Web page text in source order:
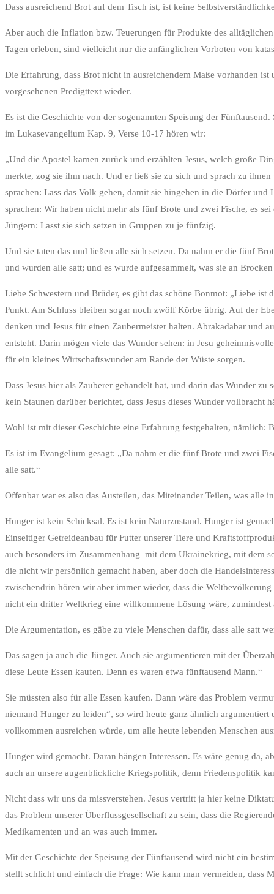
Dass ausreichend Brot auf dem Tisch ist, ist keine
Aber auch die Inflation bzw. Teuerungen für Produkte des
Tagen erleben, sind vielleicht nur die anfänglichen Vorboten von
Die Erfahrung, dass Brot nicht in ausreichendem Maße vorhanden
vorgesehenen Predigttext wieder.
Es ist die Geschichte von der sogenannten Speisung der
im Lukasevangelium Kap. 9, Verse 10-17 hören wir:
„Und die Apostel kamen zurück und erzählten Jesus, welch große
merkte, zog sie ihm nach. Und er ließ sie zu sich und sprach zu
sprachen: Lass das Volk gehen, damit sie hingehen in die Dörfer
sprachen: Wir haben nicht mehr als fünf Brote und zwei Fische, es
Jüngern: Lasst sie sich setzen in Gruppen zu je fünfzig.
Und sie taten das und ließen alle sich setzen. Da nahm er die fünf
und wurden alle satt; und es wurde aufgesammelt, was sie an
Liebe Schwestern und Brüder, es gibt das schöne Bonmot: „Liebe
Punkt. Am Schluss bleiben sogar noch zwölf Körbe übrig. Auf der
denken und Jesus für einen Zaubermeister halten. Abrakadabar und
entsteht. Darin mögen viele das Wunder sehen: in Jesu
für ein kleines Wirtschaftswunder am Rande der Wüste sorgen.
Dass Jesus hier als Zauberer gehandelt hat, und darin das Wunder
kein Staunen darüber berichtet, dass Jesus dieses Wunder vollbracht
Wohl ist mit dieser Geschichte eine Erfahrung festgehalten, nämlich:
Es ist im Evangelium gesagt: „Da nahm er die fünf Brote und zwei
alle satt.“
Offenbar war es also das Austeilen, das Miteinander Teilen, was alle
Hunger ist kein Schicksal. Es ist kein Naturzustand. Hunger ist
Einseitiger Getreideanbau für Futter unserer Tiere und
auch besonders im Zusammenhang mit dem Ukrainekrieg, mit dem
die nicht wir persönlich gemacht haben, aber doch die
zwischendrin hören wir aber immer wieder, dass die
nicht ein dritter Weltkrieg eine willkommene Lösung wäre,
Die Argumentation, es gäbe zu viele Menschen dafür, dass alle satt
Das sagen ja auch die Jünger. Auch sie argumentieren mit der
diese Leute Essen kaufen. Denn es waren etwa fünftausend Mann.“
Sie müssten also für alle Essen kaufen. Dann wäre das Problem
niemand Hunger zu leiden“, so wird heute ganz ähnlich
vollkommen ausreichen würde, um alle heute lebenden Menschen
Hunger wird gemacht. Daran hängen Interessen. Es wäre genug da,
auch an unsere augenblickliche Kriegspolitik, denn Friedenspolitik
Nicht dass wir uns da missverstehen. Jesus vertritt ja hier keine
das Problem unserer Überflussgesellschaft zu sein, dass die
Medikamenten und an was auch immer.
Mit der Geschichte der Speisung der Fünftausend wird nicht ein
stellt schlicht und einfach die Frage: Wie kann man vermeiden, dass